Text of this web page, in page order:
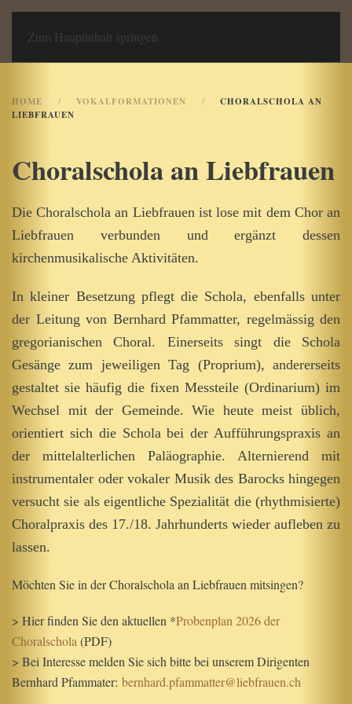
Zum Hauptinhalt springen
Chor an Liebfrauen
HOME VOKALFORMATIONEN
CHORALSCHOLA AN
LIEBFRAUEN
Choralschola an Liebfrauen
Die Choralschola an Liebfrauen ist lose mit dem Chor an
Liebfrauen verbunden und ergänzt dessen
kirchenmusikalische Aktivitäten.
In kleiner Besetzung pflegt die Schola, ebenfalls unter
der Leitung von Bernhard Pfammatter, regelmässig den
gregorianischen Choral. Einerseits singt die Schola
Gesänge zum jeweiligen Tag (Proprium), andererseits
gestaltet sie häufig die fixen Messteile (Ordinarium) im
Wechsel mit der Gemeinde. Wie heute meist üblich,
orientiert sich die Schola bei der Aufführungspraxis an
der mittelalterlichen Paläographie. Alternierend mit
instrumentaler oder vokaler Musik des Barocks hingegen
versucht sie als eigentliche Spezialität die (rhythmisierte)
Choralpraxis des 17./18. Jahrhunderts wieder aufleben zu
lassen.
Möchten Sie in der Choralschola an Liebfrauen mitsingen?
> Hier finden Sie den aktuellen *Probenplan 2026 der
Choralschola (PDF)
> Bei Interesse melden Sie sich bitte bei unserem Dirigenten
Bernhard Pfammater: bernhard.pfammatter@liebfrauen.ch